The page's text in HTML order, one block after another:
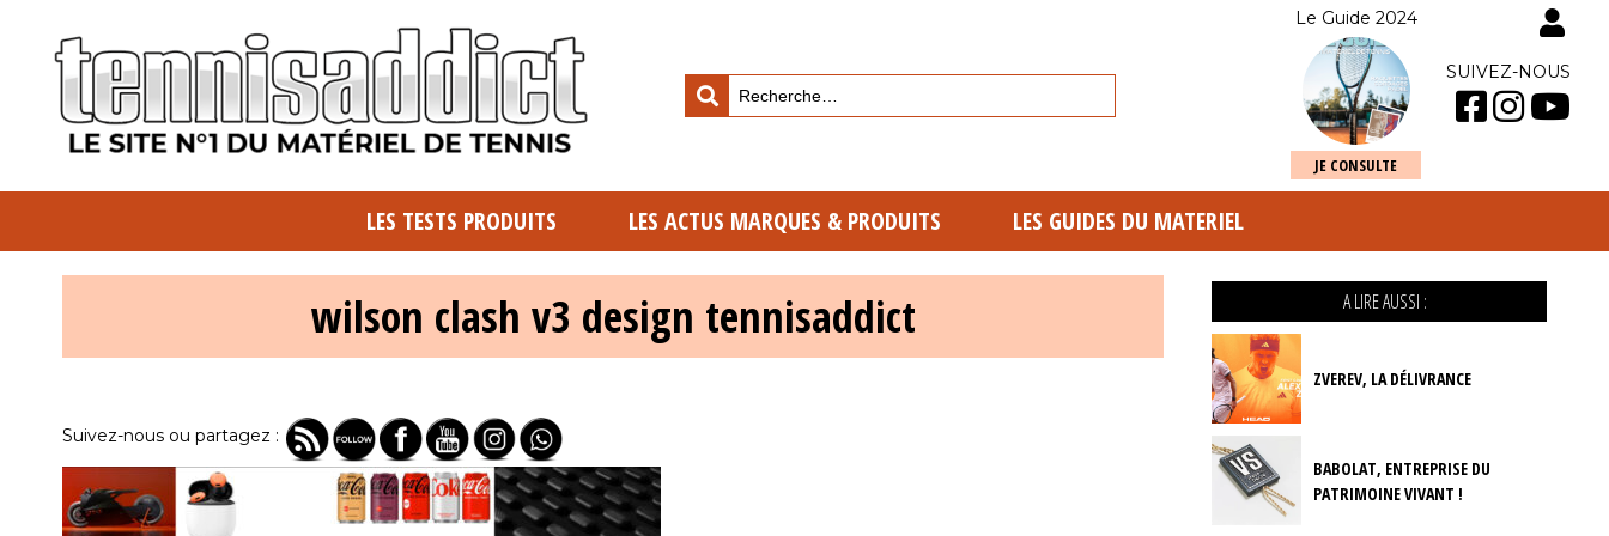
Le Guide 2024
JE CONSULTE
SUIVEZ-NOUS
LES TESTS PRODUITS LES ACTUS MARQUES & PRODUITS LES GUIDES DU MATERIEL
wilson clash v3 design tennisaddict
Suivez-nous ou partagez :
A LIRE AUSSI :
ZVEREV, LA DÉLIVRANCE
BABOLAT, ENTREPRISE DU
PATRIMOINE VIVANT !